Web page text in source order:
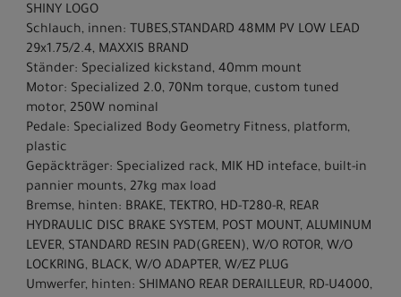
SHINY LOGO
Schlauch, innen: TUBES,STANDARD 48MM PV LOW LEAD
29x1.75/2.4, MAXXIS BRAND
Ständer: Specialized kickstand, 40mm mount
Motor: Specialized 2.0, 70Nm torque, custom tuned
motor, 250W nominal
Pedale: Specialized Body Geometry Fitness, platform,
plastic
Gepäckträger: Specialized rack, MIK HD inteface, built-in
pannier mounts, 27kg max load
Bremse, hinten: BRAKE, TEKTRO, HD-T280-R, REAR
HYDRAULIC DISC BRAKE SYSTEM, POST MOUNT, ALUMINUM
LEVER, STANDARD RESIN PAD(GREEN), W/O ROTOR, W/O
LOCKRING, BLACK, W/O ADAPTER, W/EZ PLUG
Umwerfer, hinten: SHIMANO REAR DERAILLEUR, RD-U4000,